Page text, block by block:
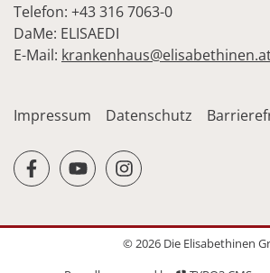
Telefon: +43 316 7063-0
DaMe: ELISAEDI
E-Mail:
Impressum Datenschutz
facebookyoutubeinstagram
© 2026 Die Elisabethinen